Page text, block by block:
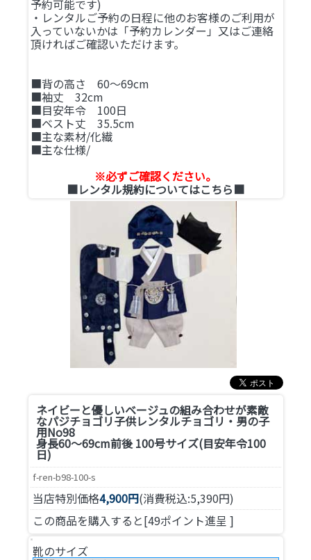
予約可能です)
・レンタルご予約の日程に他のお客様のご利用が
入っていないかは「予約カレンダー」又はご連絡
頂ければご確認いただけます。
■背の高さ 60～69cm
■袖丈 32cm
■目安年令 100日
■ベスト丈 35.5cm
■主な素材/化繊
■主な仕様/
※必ずご確認ください。
■レンタル規約についてはこちら■
ネイビーと優しいベージュの組み合わせが素敵
なパジチョゴリ子供レンタルチョゴリ・男の子
用No98
身長60～69cm前後 100号サイズ(目安年令100
日)
f-ren-b98-100-s
当店特別価格4,900円(消費税込:5,390円)
この商品を購入すると[49ポイント進呈 ]
靴のサイズ